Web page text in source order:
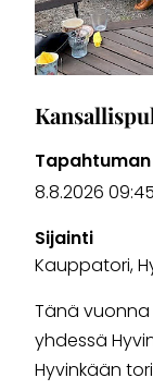
8.8.2026 09:45
Sijainti
Kauppatori,
Tänä
yhdessä
Hyvinkään